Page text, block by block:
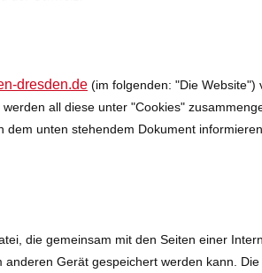
dresden.de (im folgenden: "Die Website")
all diese unter "Cookies"
dem unten stehendem Dokument
die gemeinsam mit den Seiten einer
Gerät gespeichert werden kann.